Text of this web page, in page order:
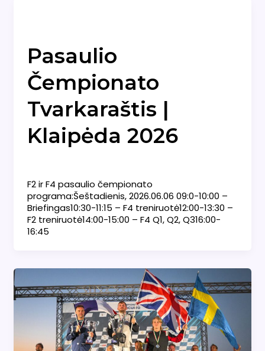
Pasaulio
Čempionato
Tvarkaraštis |
Klaipėda 2026
F2 ir F4 pasaulio čempionato
programa:Šeštadienis, 2026.06.06 09:0-10:00 –
Briefingas10:30-11:15 – F4 treniruotė12:00-13:30 –
F2 treniruotė14:00-15:00 – F4 Q1, Q2, Q316:00-
16:45